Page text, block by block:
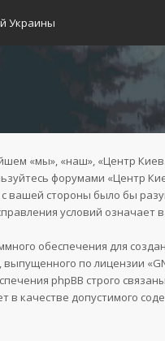
Украины
«мы», «наш», «Центр
форумами «Центр
вашей стороны было бы
условий означает
обеспечения для
выпущенного по лицензии «
phpBB строго
в качестве допустимого